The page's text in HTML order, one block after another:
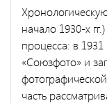
начало 1930-х
процесса: в
«Союзфото» и
часть